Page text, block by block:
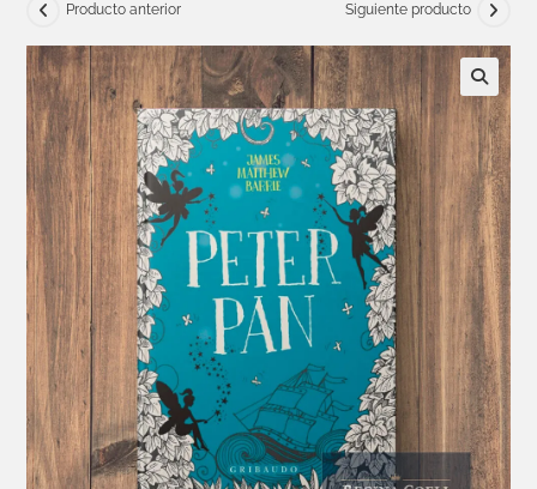
Producto anterior Siguiente producto